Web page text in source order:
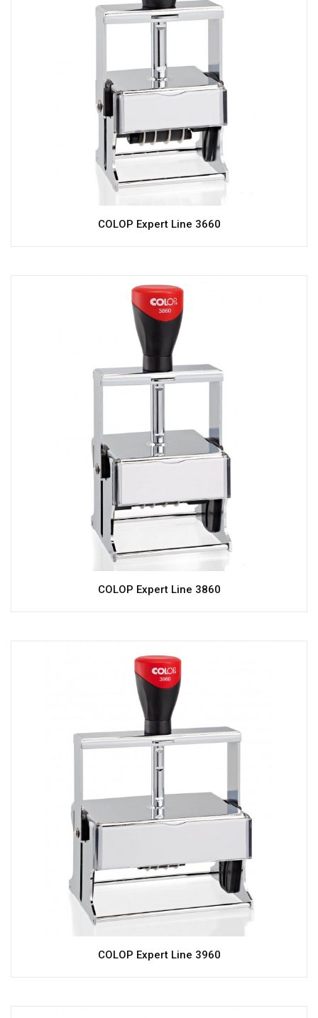
COLOP Expert Line 3660
COLOP Expert Line 3860
COLOP Expert Line 3960